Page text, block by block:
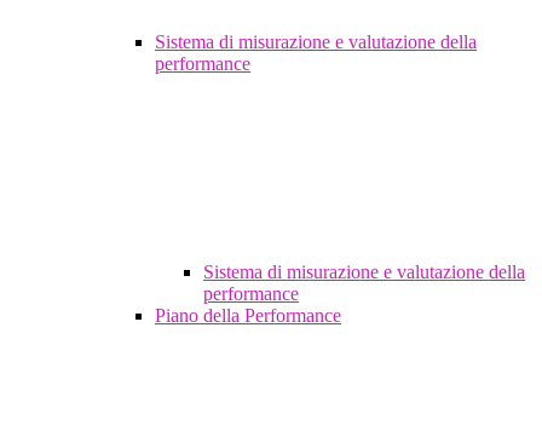
Sistema di misurazione e valutazione della
performance
Sistema di misurazione e valutazione della
performance
Piano della Performance